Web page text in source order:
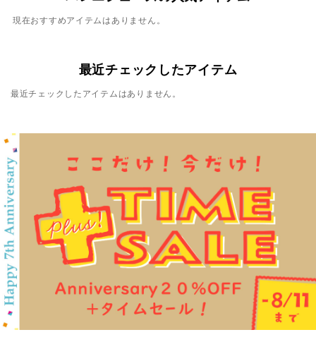
現在おすすめアイテムはありません。
最近チェックしたアイテム
最近チェックしたアイテムはありません。